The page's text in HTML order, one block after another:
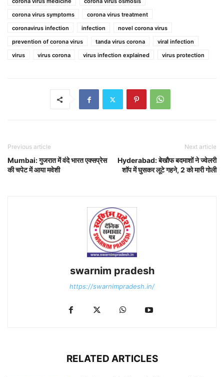
corona virus symptoms
corona virus treatment
coronavirus infection
infection
novel corona virus
prevention of corona virus
tanda virus corona
viral infection
virus
virus corona virus infection explained virus protection
Previous article
Mumbai: गुजरात में वंदे भारत एक्सप्रेस
की चपेट में आया मवेशी
Next article
Hyderabad: बेखौफ बदमाशों ने ज्वेलरी
शॉप में घुसकर लूटे गहने, 2 को मारी गोली
swarnim pradesh
https://swarnimpradesh.in/
RELATED ARTICLES